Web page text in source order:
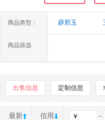
商品类型： 辟邪玉
商品筛选
出售信息 定制信息
最新 信用 -